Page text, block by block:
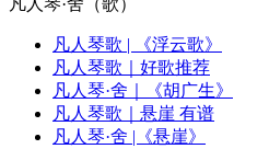
凡人琴·舍（歌）
凡人琴歌 | 《浮云歌》
凡人琴歌｜好歌推荐
凡人琴·舍｜《胡广生》
凡人琴歌｜悬崖 有谱
凡人琴·舍 |《悬崖》